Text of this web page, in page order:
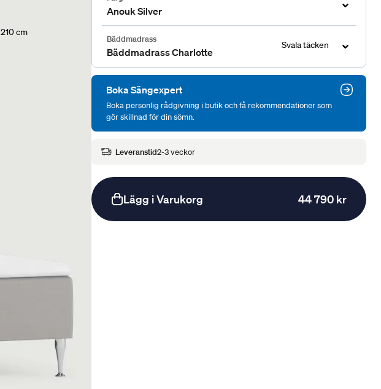
210 cm
Svala täcken
Anouk Silver
Bäddmadrass
Bäddmadrass Charlotte
Boka Sängexpert
Boka personlig rådgivning i butik och få rekommendationer som
gör skillnad för din sömn.
Leveranstid2-3 veckor
Lägg i Varukorg 44 790 kr